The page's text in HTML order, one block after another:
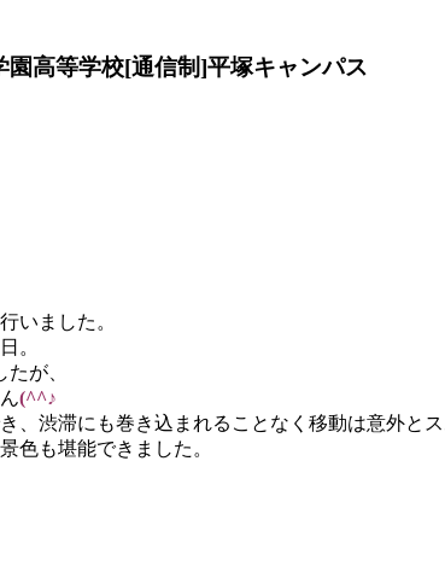
高等学校[通信制]平塚キャンパス
いました。
。
が、
(^^♪
、渋滞にも巻き込まれることなく移動は意外とス
色も堪能できました。